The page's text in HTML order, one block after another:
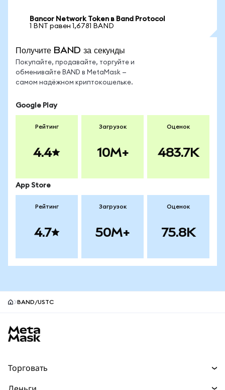
Bancor Network Token в Band Protocol
1 BNT равен 1,6781 BAND
Получите BAND за секунды
Покупайте, продавайте, торгуйте и
обменивайте BAND в MetaMask —
самом надёжном криптокошельке.
Google Play
Рейтинг
4.4
Загрузок
10M+
Оценок
483.7K
App Store
Рейтинг
4.7
Загрузок
50M+
Оценок
75.8K
BAND/USTC
Торговать